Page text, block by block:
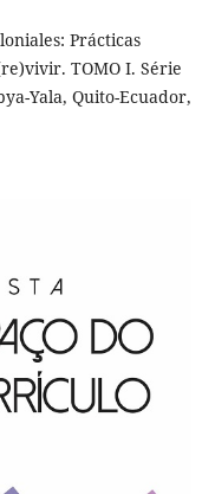
Prácticas
TOMO I. Série
Yala, Quito-Ecuador,